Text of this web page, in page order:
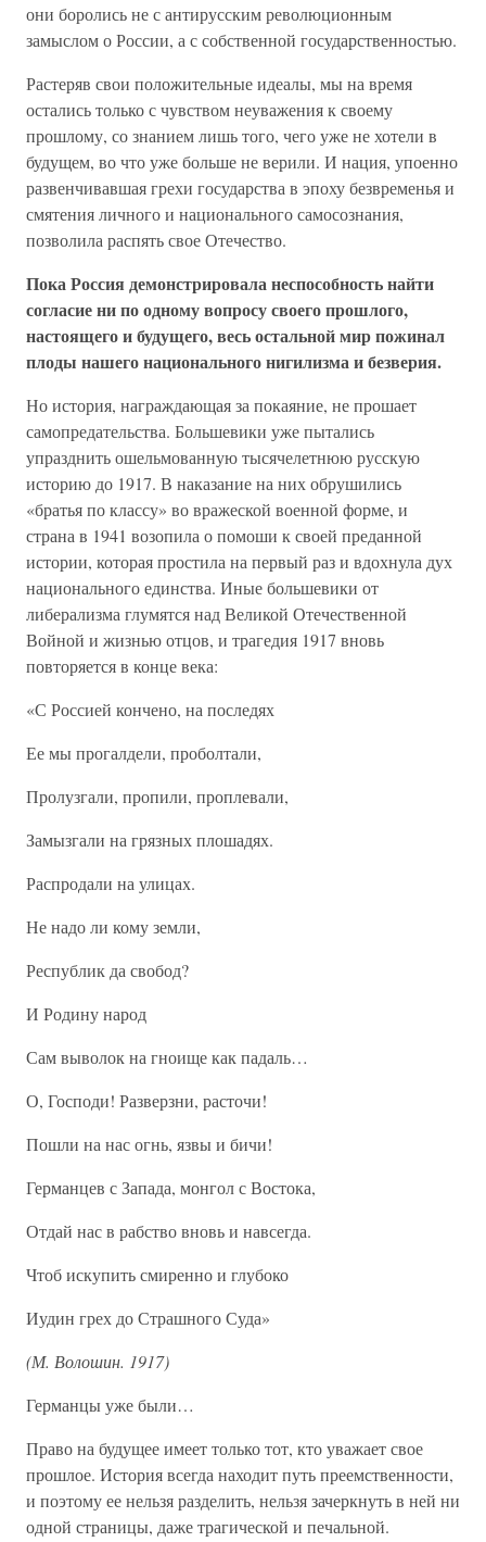
они боролись не с антирусским революционным
замыслом о России, а с собственной государственностью.
Растеряв свои положительные идеалы, мы на время
остались только с чувством неуважения к своему
прошлому, со знанием лишь того, чего уже не хотели в
будущем, во что уже больше не верили. И нация, упоенно
развенчивавшая грехи государства в эпоху безвременья и
смятения личного и национального самосознания,
позволила распять свое Отечество.
Пока Россия демонстрировала неспособность найти
согласие ни по одному вопросу своего прошлого,
настоящего и будущего, весь остальной мир пожинал
плоды нашего национального нигилизма и безверия.
Но история, награждающая за покаяние, не прошает
самопредательства. Большевики уже пытались
упразднить ошельмованную тысячелетнюю русскую
историю до 1917. В наказание на них обрушились
«братья по классу» во вражеской военной форме, и
страна в 1941 возопила о помоши к своей преданной
истории, которая простила на первый раз и вдохнула дух
национального единства. Иные большевики от
либерализма глумятся над Великой Отечественной
Войной и жизнью отцов, и трагедия 1917 вновь
повторяется в конце века:
«С Россией кончено, на последях
Ее мы прогалдели, проболтали,
Пролузгали, пропили, проплевали,
Замызгали на грязных плошадях.
Распродали на улицах.
Не надо ли кому земли,
Республик да свобод?
И Родину народ
Сам выволок на гноище как падаль…
О, Господи! Разверзни, расточи!
Пошли на нас огнь, язвы и бичи!
Германцев с Запада, монгол с Востока,
Отдай нас в рабство вновь и навсегда.
Чтоб искупить смиренно и глубоко
Иудин грех до Страшного Суда»
(М. Волошин. 1917)
Германцы уже были…
Право на будущее имеет только тот, кто уважает свое
прошлое. История всегда находит путь преемственности,
и поэтому ее нельзя разделить, нельзя зачеркнуть в ней ни
одной страницы, даже трагической и печальной.